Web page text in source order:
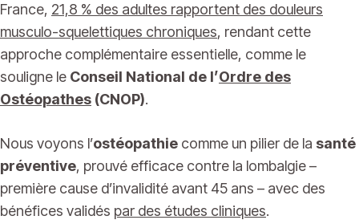
France, 21,8 % des adultes rapportent des douleurs
musculo-squelettiques chroniques, rendant cette
approche complémentaire essentielle, comme le
souligne le Conseil National de l’Ordre des
Ostéopathes (CNOP).
Nous voyons l’ostéopathie comme un pilier de la santé
préventive, prouvé efficace contre la lombalgie –
première cause d’invalidité avant 45 ans – avec des
bénéfices validés par des études cliniques.